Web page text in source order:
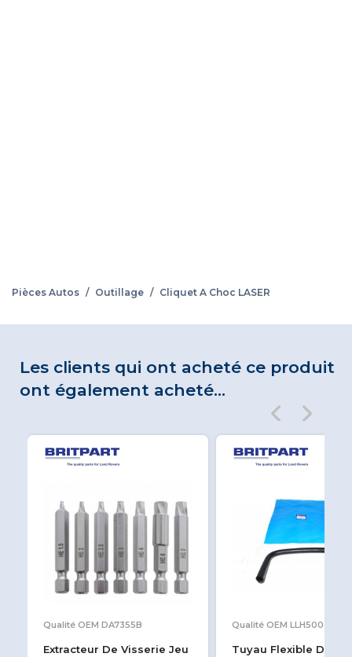
Pièces Autos / Outillage / Cliquet A Choc LASER
Les clients qui ont acheté ce produit
ont également acheté...
Qualité OEM DA7355B
Extracteur De Visserie Jeu
Qualité OEM LLH500200
Tuyau Flexible D'air